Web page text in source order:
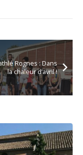
Rognes : Dans
la chaleur d’avril !